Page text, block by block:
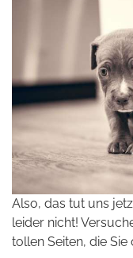
Also, das tut uns
leider nicht!
tollen Seiten, die